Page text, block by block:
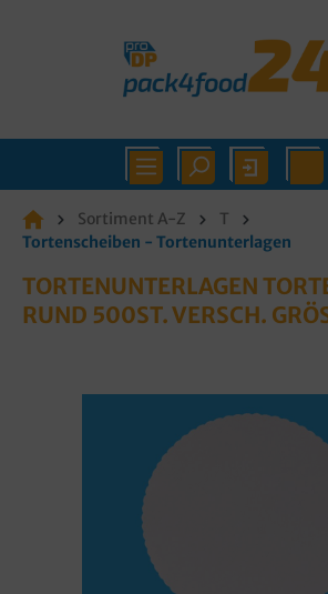
Sortiment A-Z
T
Tortenscheiben - Tortenunterlagen
TORTENUNTERLAGEN
RUND 500ST. VERSCH.